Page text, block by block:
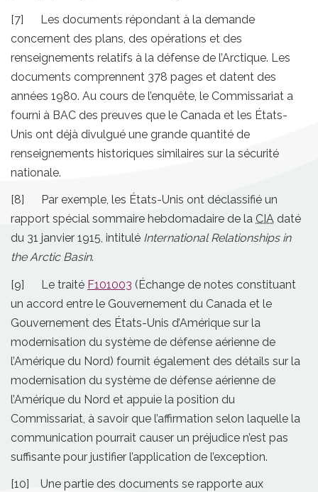
[7] Les documents répondant à la demande
concernent des plans, des opérations et des
renseignements relatifs à la défense de l’Arctique. Les
documents comprennent 378 pages et datent des
années 1980. Au cours de l’enquête, le Commissariat a
fourni à BAC des preuves que le Canada et les États-
Unis ont déjà divulgué une grande quantité de
renseignements historiques similaires sur la sécurité
nationale.
[8] Par exemple, les États-Unis ont déclassifié un
rapport spécial sommaire hebdomadaire de la CIA daté
du 31 janvier 1915, intitulé International Relationships in
the Arctic Basin.
[9] Le traité F101003 (Échange de notes constituant
un accord entre le Gouvernement du Canada et le
Gouvernement des États-Unis d’Amérique sur la
modernisation du système de défense aérienne de
l’Amérique du Nord) fournit également des détails sur la
modernisation du système de défense aérienne de
l’Amérique du Nord et appuie la position du
Commissariat, à savoir que l’affirmation selon laquelle la
communication pourrait causer un préjudice n’est pas
suffisante pour justifier l’application de l’exception.
[10] Une partie des documents se rapporte aux